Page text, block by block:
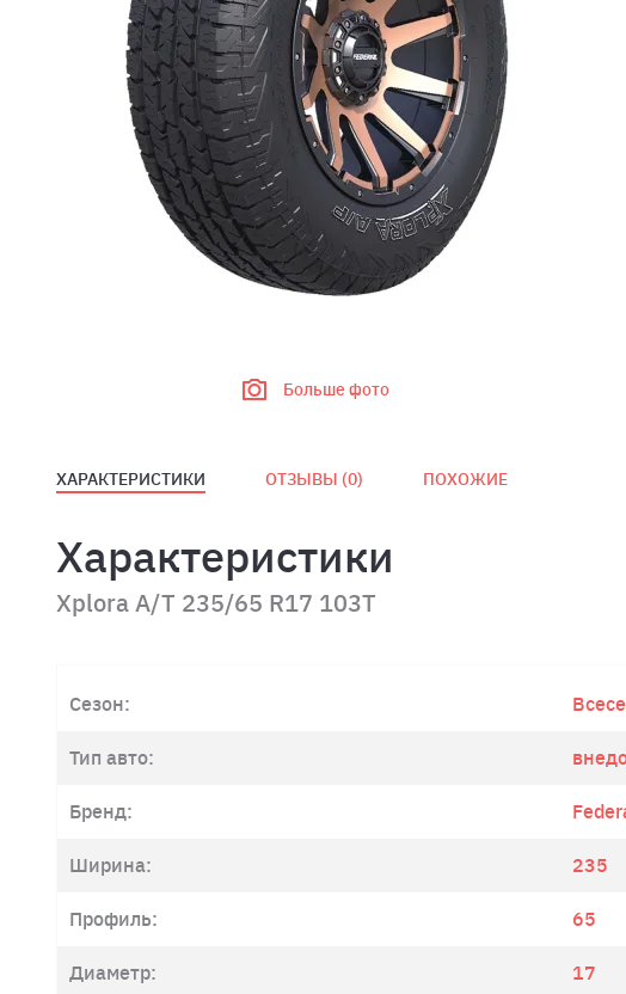
Больше фото
ХАРАКТЕРИСТИКИ ОТЗЫВЫ (0) ПОХОЖИЕ
Характеристики
Xplora A/T 235/65 R17 103T
Сезон:
Тип авто:
Бренд:
Ширина: 235
Профиль: 65
Диаметр: 17